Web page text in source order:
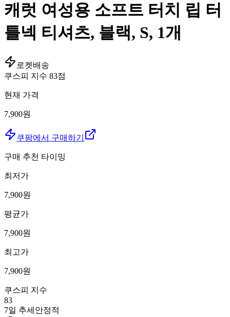
캐럿 여성용 소프트 터치 립 터
틀넥 티셔츠, 블랙, S, 1개
로켓배송
쿠스피 지수 83점
현재 가격
7,900원
쿠팡에서 구매하기
구매 추천 타이밍
최저가
7,900원
평균가
7,900원
최고가
7,900원
쿠스피 지수
83
7일 추세 안정적